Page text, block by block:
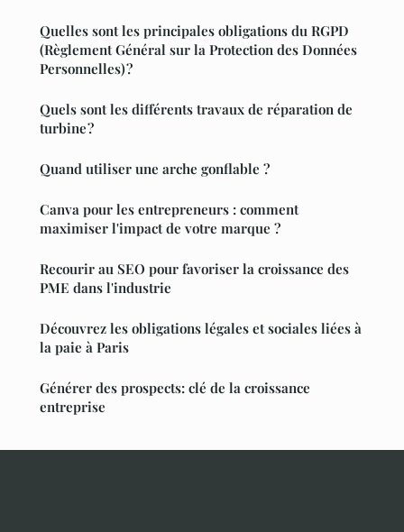
Quelles sont les principales obligations du RGPD
(Règlement Général sur la Protection des Données
Personnelles) ?
Quels sont les différents travaux de réparation de
turbine ?
Quand utiliser une arche gonflable ?
Canva pour les entrepreneurs : comment
maximiser l'impact de votre marque ?
Recourir au SEO pour favoriser la croissance des
PME dans l'industrie
Découvrez les obligations légales et sociales liées à
la paie à Paris
Générer des prospects: clé de la croissance
entreprise